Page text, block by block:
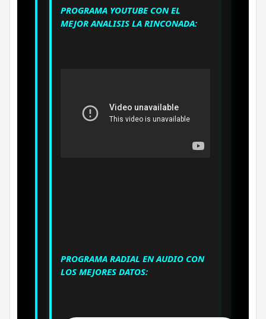
PROGRAMA YOUTUBE CON EL
MEJOR ANALISIS LA RINCONADA:
PROGRAMA RADIAL EN AUDIO CON
LOS MEJORES DATOS: